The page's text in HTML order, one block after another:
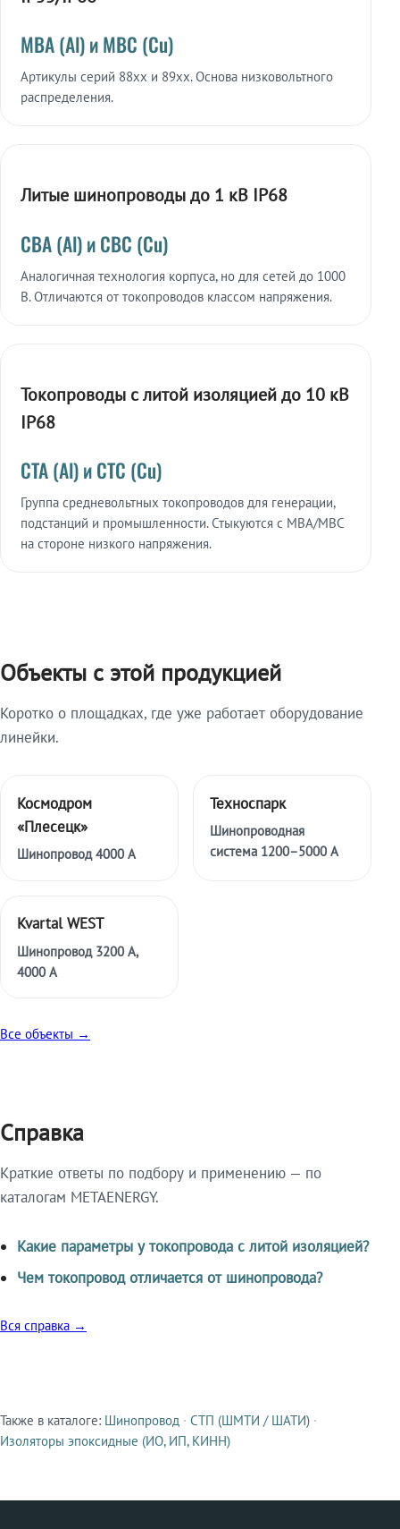
МВА (Al) и МВС (Cu)
Артикулы серий 88xx и 89xx. Основа низковольтного
распределения.
Литые шинопроводы до 1 кВ IP68
СВА (Al) и СВС (Cu)
Аналогичная технология корпуса, но для сетей до 1000
В. Отличаются от токопроводов классом напряжения.
Токопроводы с литой изоляцией до 10 кВ
IP68
СТА (Al) и СТС (Cu)
Группа средневольтных токопроводов для генерации,
подстанций и промышленности. Стыкуются с МВА/МВС
на стороне низкого напряжения.
Объекты с этой продукцией
Коротко о площадках, где уже работает оборудование
линейки.
Космодром
«Плесецк»
Шинопровод 4000 А
Техноспарк
Шинопроводная
система 1200–5000 А
Kvartal WEST
Шинопровод 3200 А,
4000 А
Все объекты →
Справка
Краткие ответы по подбору и применению — по
каталогам METAENERGY.
Какие параметры у токопровода с литой изоляцией?
Чем токопровод отличается от шинопровода?
Вся справка →
Смежные продукты
Также в каталоге: Шинопровод · СТП (ШМТИ / ШАТИ) ·
Изоляторы эпоксидные (ИО, ИП, КИНН)